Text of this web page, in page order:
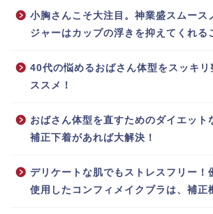
小胸さんこそ大注目。神業盛スムース
ジャーはカップの浮きを抑えてくれる
40代の悩めるおばさん体型をスッキリ
ススメ！
おばさん体型を直すためのダイエット
補正下着があれば大解決！
デリケートな肌でもストレスフリー！
使用したコンフィメイクブラは、補正